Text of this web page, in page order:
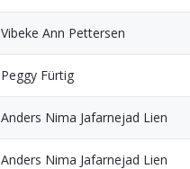
Vibeke Ann Pettersen
Peggy Fürtig
Anders Nima Jafarnejad Lien
Anders Nima Jafarnejad Lien